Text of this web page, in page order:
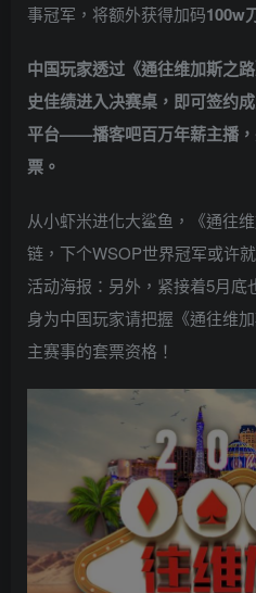
事冠军，将额外获得加码100w
中国玩家透过《通往维加斯之路
史佳绩进入决赛桌，即可签约
平台——播客吧百万年薪主播
票。
从小虾米进化大鲨鱼，《通往
链，下个WSOP世界冠军或许
活动海报： 另外，紧接着5月底
身为中国玩家请把握《通往维
主赛事的套票资格！